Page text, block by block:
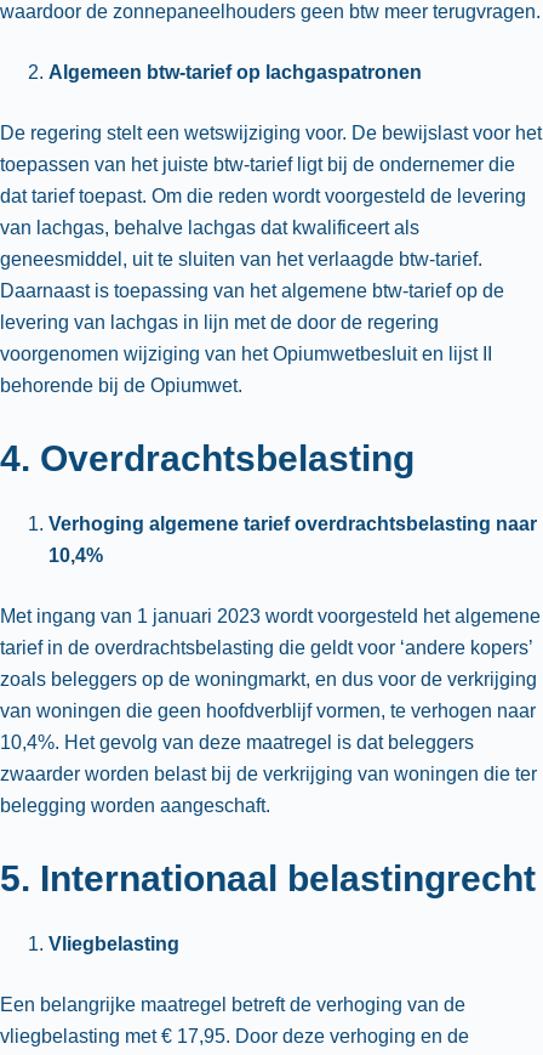
waardoor de zonnepaneelhouders geen btw meer terugvragen.
Algemeen btw-tarief op lachgaspatronen
De regering stelt een wetswijziging voor. De bewijslast voor het
toepassen van het juiste btw-tarief ligt bij de ondernemer die
dat tarief toepast. Om die reden wordt voorgesteld de levering
van lachgas, behalve lachgas dat kwalificeert als
geneesmiddel, uit te sluiten van het verlaagde btw-tarief.
Daarnaast is toepassing van het algemene btw-tarief op de
levering van lachgas in lijn met de door de regering
voorgenomen wijziging van het Opiumwetbesluit en lijst II
behorende bij de Opiumwet.
4. Overdrachtsbelasting
Verhoging algemene tarief overdrachtsbelasting naar
10,4%
Met ingang van 1 januari 2023 wordt voorgesteld het algemene
tarief in de overdrachtsbelasting die geldt voor ‘andere kopers’
zoals beleggers op de woningmarkt, en dus voor de verkrijging
van woningen die geen hoofdverblijf vormen, te verhogen naar
10,4%. Het gevolg van deze maatregel is dat beleggers
zwaarder worden belast bij de verkrijging van woningen die ter
belegging worden aangeschaft.
5. Internationaal belastingrecht
Vliegbelasting
Een belangrijke maatregel betreft de verhoging van de
vliegbelasting met € 17,95. Door deze verhoging en de